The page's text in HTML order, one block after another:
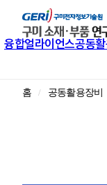
융합얼라이언스공동
홈 공동활용장비